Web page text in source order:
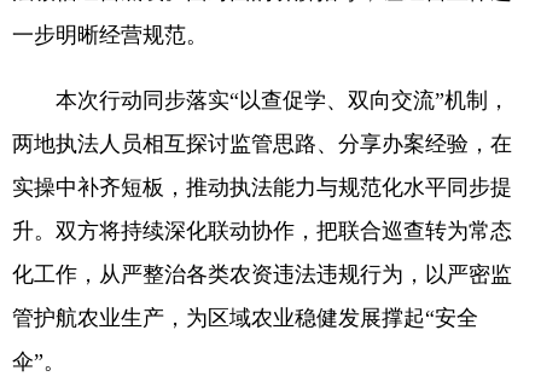
一步明晰经营规范。
本次行动同步落实“以查促学、双向交流”机制，
两地执法人员相互探讨监管思路、分享办案经验，在
实操中补齐短板，推动执法能力与规范化水平同步提
升。双方将持续深化联动协作，把联合巡查转为常态
化工作，从严整治各类农资违法违规行为，以严密监
管护航农业生产，为区域农业稳健发展撑起“安全
伞”。